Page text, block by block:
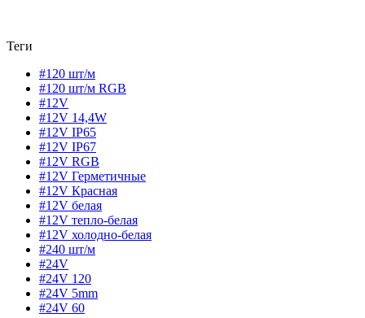
Теги
#120 шт/м
#120 шт/м RGB
#12V
#12V 14,4W
#12V IP65
#12V IP67
#12V RGB
#12V Герметичные
#12V Красная
#12V белая
#12V тепло-белая
#12V холодно-белая
#240 шт/м
#24V
#24V 120
#24V 5mm
#24V 60